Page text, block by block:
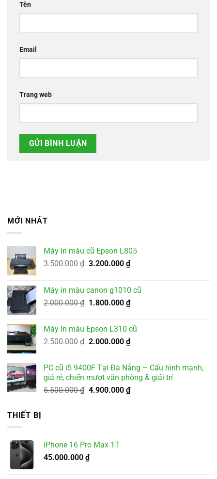
Tên
Email
Trang web
MỚI NHẤT
Máy in màu cũ Epson L805
3.500.000₫ Giá
3.500.000 ₫.
3.200.000 ₫Giá
là:
3.200.000 ₫.
Máy in màu canon g1010 cũ
2.000.000₫ Giá
2.000.000 ₫.
1.800.000 ₫Giá
tại
là:
1.800.000 ₫.
Máy in màu Epson L310 cũ
2.500.000₫ Giá
2.500.000 ₫.
2.000.000 ₫Giá
tại
là:
2.000.000 ₫.
PC cũ i5 9400F Tại Đà Nẵng – Cấu hình mạnh,
giá rẻ, chiến mượt văn phòng & giải trí
5.500.000₫ Giá
4.900.000 ₫Giá
THIẾT BỊ
iPhone 16 Pro Max 1T
45.000.000 ₫